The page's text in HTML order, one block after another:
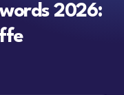
2026: